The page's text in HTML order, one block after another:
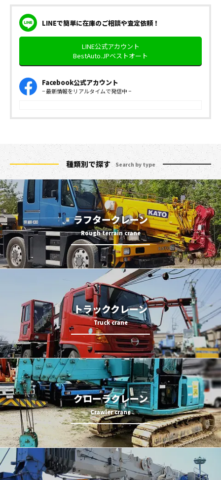
LINEで簡単に在庫のご相談や査定依頼！
LINE公式アカウント
BestAuto.JPベストオート
Facebook公式アカウント
− 最新情報をリアルタイムで発信中 −
種類別で探す Search by type
ラフタークレーン
トラッククレーン
クローラクレーン